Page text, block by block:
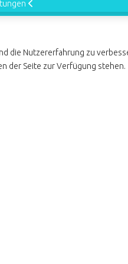
die Nutzererfahrung zu
der Seite zur Verfügung stehen.